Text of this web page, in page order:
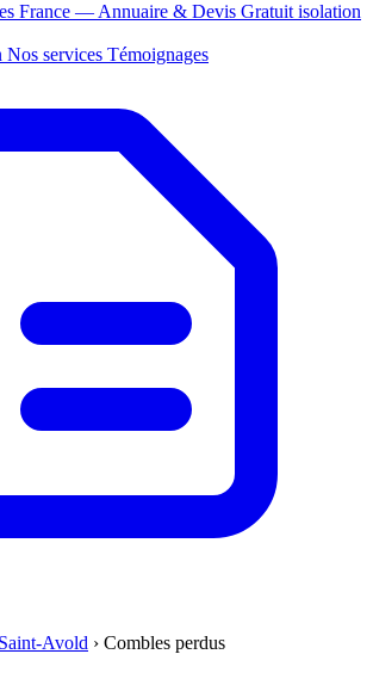
France — Annuaire & Devis Gratuit isolation
Nos services Témoignages
Saint-Avold › Combles perdus